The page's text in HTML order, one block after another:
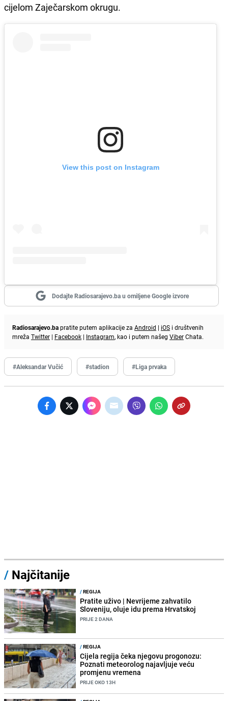
cijelom Zaječarskom okrugu.
View this post on Instagram
Dodajte Radiosarajevo.ba u omiljene Google izvore
Radiosarajevo.bapratite putem aplikacije za Android | iOS i društvenih
mreža Twitter | Facebook | Instagram, kao i putem našeg ViberChata.
#Aleksandar Vučić #stadion #Liga prvaka
/ Najčitanije
/REGIJA
Pratite uživo | Nevrijeme zahvatilo
Sloveniju, oluje idu prema Hrvatskoj
PRIJE 2 DANA
/REGIJA
Cijela regija čeka njegovu progonozu:
Poznati meteorolog najavljuje veću
promjenu vremena
PRIJE OKO 13H